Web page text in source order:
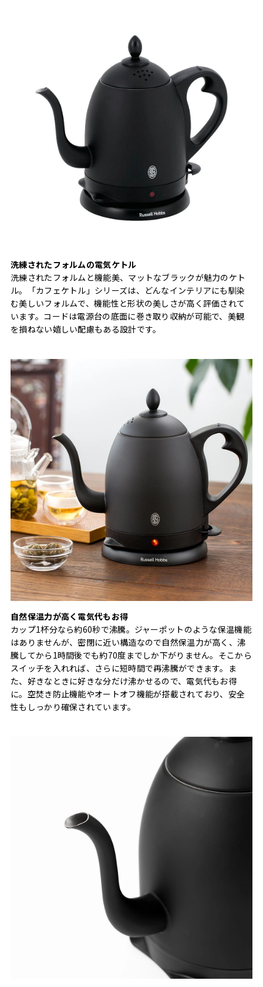
洗練されたフォルムの電気ケトル
洗練されたフォルムと機能美、マットなブラックが魅力のケト
ル。「カフェケトル」シリーズは、どんなインテリアにも馴染
む美しいフォルムで、機能性と形状の美しさが高く評価されて
います。コードは電源台の底面に巻き取り収納が可能で、美観
を損ねない嬉しい配慮もある設計です。
⾃然保温⼒が⾼く電気代もお得
カップ1杯分なら約60秒で沸騰。ジャーポットのような保温機能
はありませんが、密閉に近い構造なので⾃然保温⼒が⾼く、沸
騰してから1時間後でも約70度までしか下がりません。そこから
スイッチを⼊れれば、さらに短時間で再沸騰ができます。ま
た、好きなときに好きな分だけ沸かせるので、電気代もお得
に。空焚き防止機能やオートオフ機能が搭載されており、安全
性もしっかり確保されています。